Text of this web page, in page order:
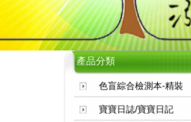
產品分類
色盲綜合檢測本-精裝
寶寶日誌/寶寶日記